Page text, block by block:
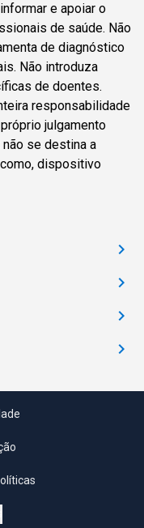
e apoiar o
de saúde. Não
de diagnóstico
Não introduza
de doentes.
responsabilidade
julgamento
se destina a
dispositivo